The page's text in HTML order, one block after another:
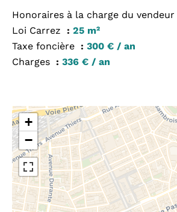
Honoraires à la charge du vendeur
Loi Carrez
25 m²
Taxe foncière
300 € / an
Charges
336 € / an
+
−